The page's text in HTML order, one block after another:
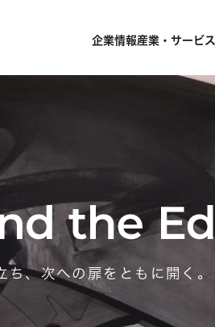
企業情報産業・サービス
ち、次への扉をともに開く。